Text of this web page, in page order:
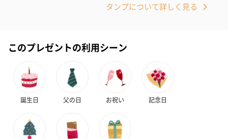
フルーツティ
スイーツ
です。
タンプについて詳しく見る
このプレゼントの利用シーン
誕生日 父の日 お祝い 記念日